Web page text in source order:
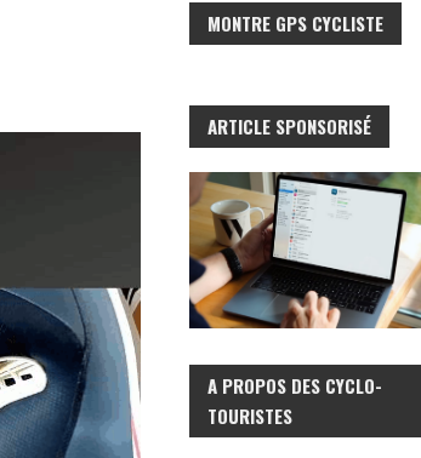
MONTRE GPS CYCLISTE
ARTICLE SPONSORISÉ
A PROPOS DES CYCLO-
TOURISTES